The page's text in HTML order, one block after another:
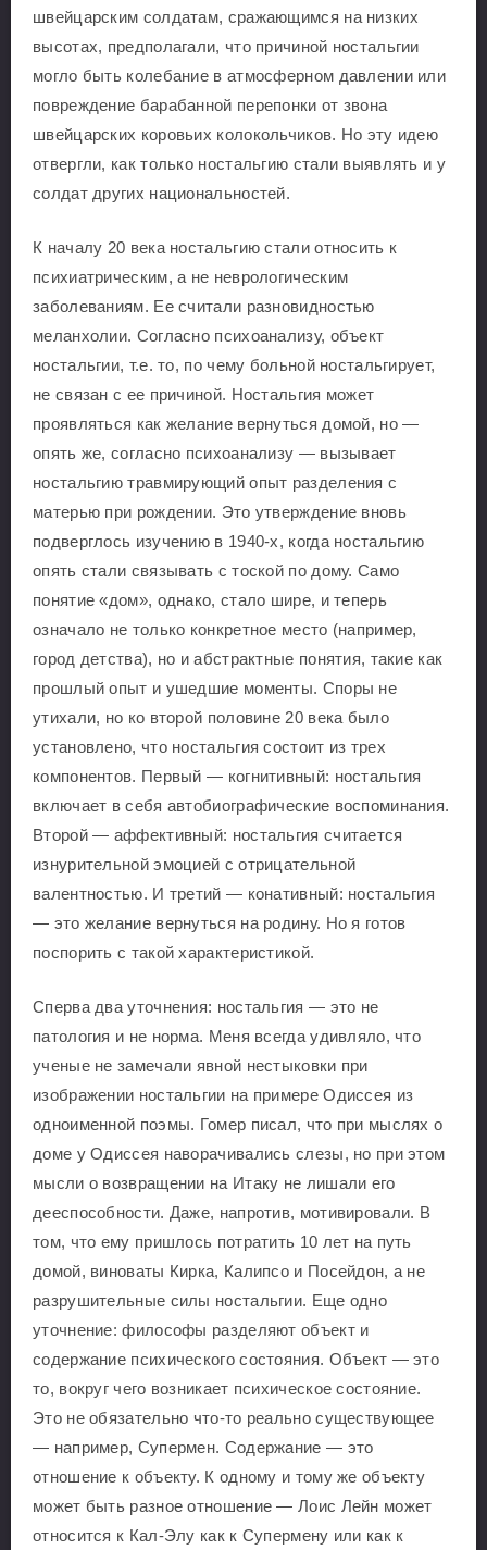
швейцарским солдатам, сражающимся на низких
высотах, предполагали, что причиной ностальгии
могло быть колебание в атмосферном давлении или
повреждение барабанной перепонки от звона
швейцарских коровьих колокольчиков. Но эту идею
отвергли, как только ностальгию стали выявлять и у
солдат других национальностей.
К началу 20 века ностальгию стали относить к
психиатрическим, а не неврологическим
заболеваниям. Ее считали разновидностью
меланхолии. Согласно психоанализу, объект
ностальгии, т.е. то, по чему больной ностальгирует,
не связан с ее причиной. Ностальгия может
проявляться как желание вернуться домой, но —
опять же, согласно психоанализу — вызывает
ностальгию травмирующий опыт разделения с
матерью при рождении. Это утверждение вновь
подверглось изучению в 1940-х, когда ностальгию
опять стали связывать с тоской по дому. Само
понятие «дом», однако, стало шире, и теперь
означало не только конкретное место (например,
город детства), но и абстрактные понятия, такие как
прошлый опыт и ушедшие моменты. Споры не
утихали, но ко второй половине 20 века было
установлено, что ностальгия состоит из трех
компонентов. Первый — когнитивный: ностальгия
включает в себя автобиографические воспоминания.
Второй — аффективный: ностальгия считается
изнурительной эмоцией с отрицательной
валентностью. И третий — конативный: ностальгия
— это желание вернуться на родину. Но я готов
поспорить с такой характеристикой.
Сперва два уточнения: ностальгия — это не
патология и не норма. Меня всегда удивляло, что
ученые не замечали явной нестыковки при
изображении ностальгии на примере Одиссея из
одноименной поэмы. Гомер писал, что при мыслях о
доме у Одиссея наворачивались слезы, но при этом
мысли о возвращении на Итаку не лишали его
дееспособности. Даже, напротив, мотивировали. В
том, что ему пришлось потратить 10 лет на путь
домой, виноваты Кирка, Калипсо и Посейдон, а не
разрушительные силы ностальгии. Еще одно
уточнение: философы разделяют объект и
содержание психического состояния. Объект — это
то, вокруг чего возникает психическое состояние.
Это не обязательно что-то реально существующее
— например, Супермен. Содержание — это
отношение к объекту. К одному и тому же объекту
может быть разное отношение — Лоис Лейн может
относится к Кал-Элу как к Супермену или как к